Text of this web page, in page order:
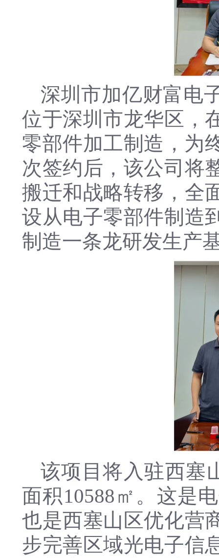
深圳市加亿财富电
位于深圳市龙华区，
零部件加工制造，为
次签约后，该公司将
搬迁和战略转移，全
设从电子零部件制造
制造一条龙研发生产
该项目将入驻西塞
面积10588㎡。这是
也是西塞山区优化营
步完善区域光电子信